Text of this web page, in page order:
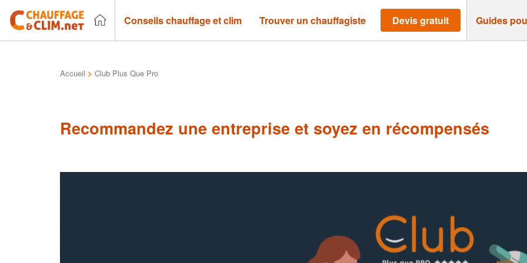
Conseils chauffage et clim Trouver un chauffagiste Devis gratuit Guides
Accueil > Club Plus Que Pro
Recommandez une entreprise et soyez en récompensés